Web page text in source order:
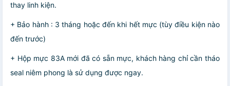
thay linh kiện.
+ Bảo hành : 3 tháng hoặc đến khi hết mực (tùy điều kiện nào
đến trước)
+ Hộp mực 83A mới đã có sẵn mực, khách hàng chỉ cần tháo
seal niêm phong là sử dụng được ngay.